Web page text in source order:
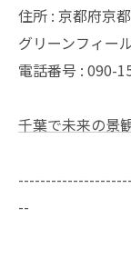
住所 : 京都府京
グリーンフィー
電話番号 : 090-
千葉で未来の景
--